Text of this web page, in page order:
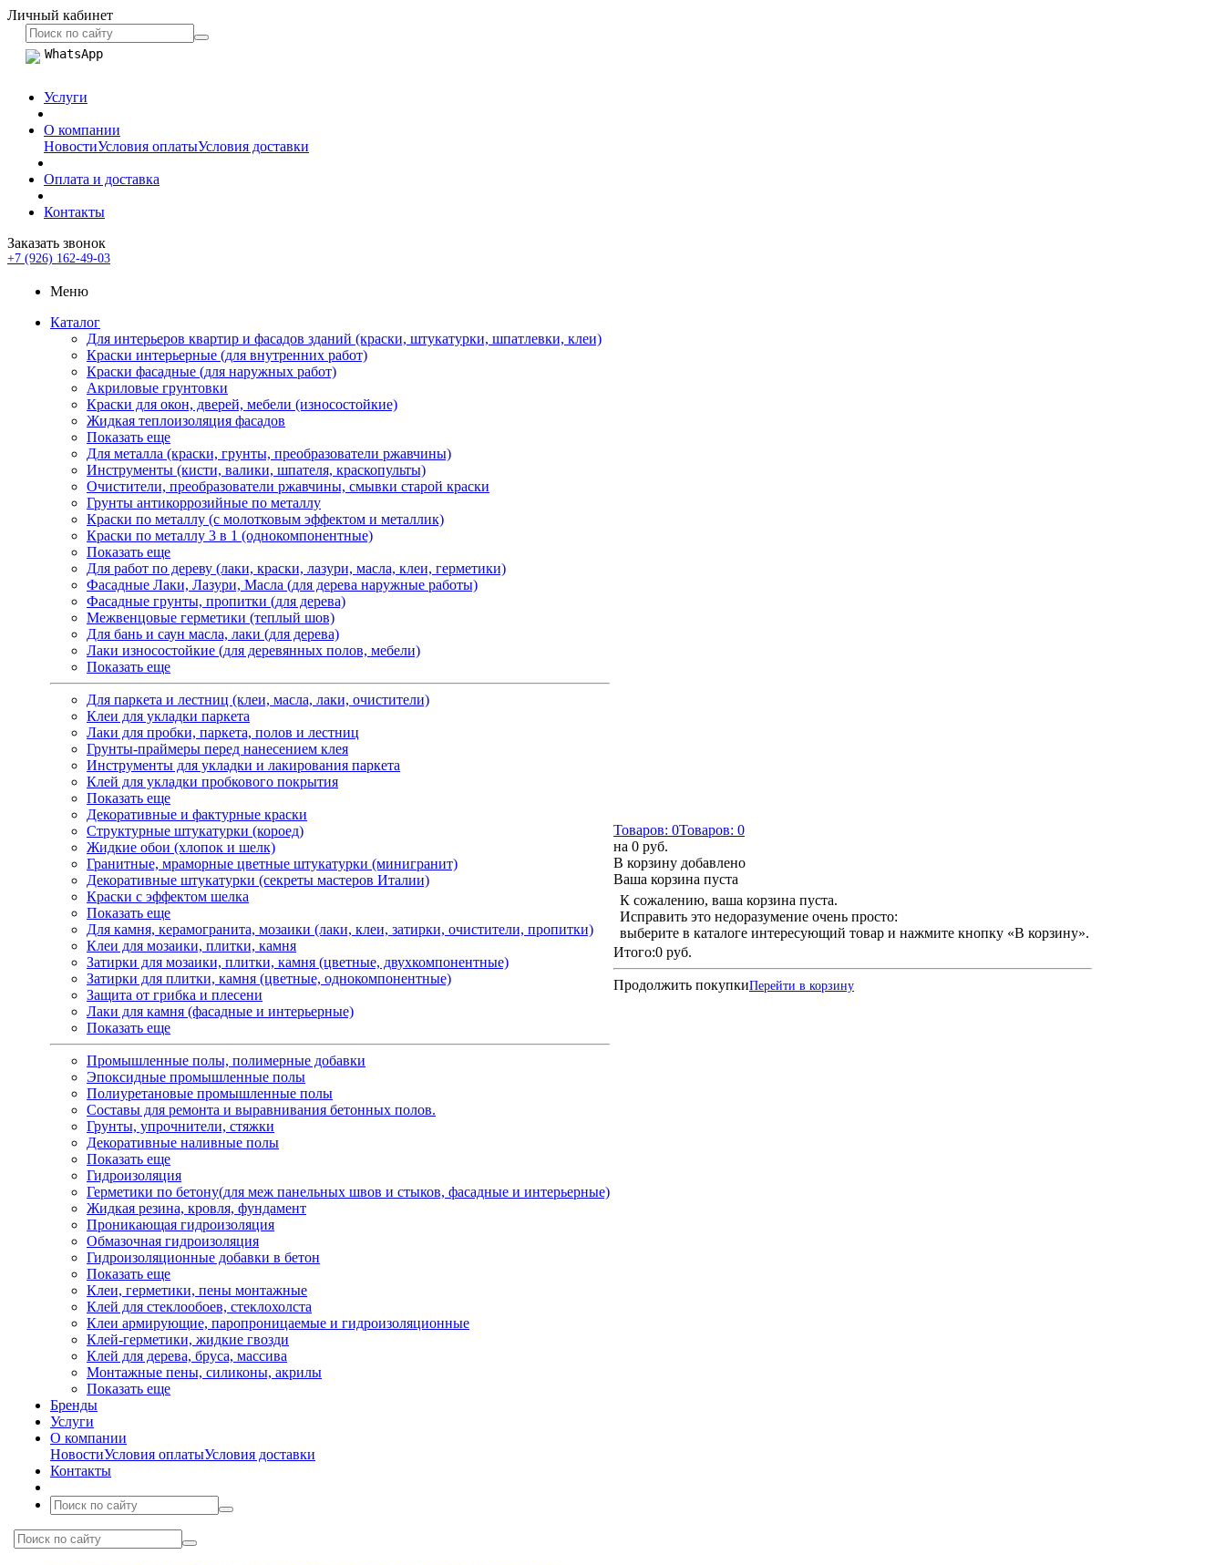
Личный кабинет
WhatsApp
Услуги
О компании
НовостиУсловия оплатыУсловия доставки
Оплата и доставка
Контакты
Заказать звонок
+7 (926) 162-49-03
Меню
Каталог
Для интерьеров квартир и фасадов зданий (краски, штукатурки, шпатлевки, клеи)
Краски интерьерные (для внутренних работ)
Краски фасадные (для наружных работ)
Акриловые грунтовки
Краски для окон, дверей, мебели (износостойкие)
Жидкая теплоизоляция фасадов
Показать еще
Для металла (краски, грунты, преобразователи ржавчины)
Инструменты (кисти, валики, шпателя, краскопульты)
Очистители, преобразователи ржавчины, смывки старой краски
Грунты антикоррозийные по металлу
Краски по металлу (с молотковым эффектом и металлик)
Краски по металлу 3 в 1 (однокомпонентные)
Показать еще
Для работ по дереву (лаки, краски, лазури, масла, клеи, герметики)
Фасадные Лаки, Лазури, Масла (для дерева наружные работы)
Фасадные грунты, пропитки (для дерева)
Межвенцовые герметики (теплый шов)
Для бань и саун масла, лаки (для дерева)
Лаки износостойкие (для деревянных полов, мебели)
Показать еще
Для паркета и лестниц (клеи, масла, лаки, очистители)
Клеи для укладки паркета
Лаки для пробки, паркета, полов и лестниц
Грунты-праймеры перед нанесением клея
Инструменты для укладки и лакирования паркета
Клей для укладки пробкового покрытия
Показать еще
Декоративные и фактурные краски
Структурные штукатурки (короед)
Жидкие обои (хлопок и шелк)
Гранитные, мраморные цветные штукатурки (минигранит)
Декоративные штукатурки (секреты мастеров Италии)
Краски с эффектом шелка
Показать еще
Для камня, керамогранита, мозаики (лаки, клеи, затирки, очистители, пропитки)
Клеи для мозаики, плитки, камня
Затирки для мозаики, плитки, камня (цветные, двухкомпонентные)
Затирки для плитки, камня (цветные, однокомпонентные)
Защита от грибка и плесени
Лаки для камня (фасадные и интерьерные)
Показать еще
Промышленные полы, полимерные добавки
Эпоксидные промышленные полы
Полиуретановые промышленные полы
Составы для ремонта и выравнивания бетонных полов.
Грунты, упрочнители, стяжки
Декоративные наливные полы
Показать еще
Гидроизоляция
Герметики по бетону(для меж панельных швов и стыков, фасадные и интерьерные)
Жидкая резина, кровля, фундамент
Проникающая гидроизоляция
Обмазочная гидроизоляция
Гидроизоляционные добавки в бетон
Показать еще
Клеи, герметики, пены монтажные
Клей для стеклообоев, стеклохолста
Клеи армирующие, паропроницаемые и гидроизоляционные
Клей-герметики, жидкие гвозди
Клей для дерева, бруса, массива
Монтажные пены, силиконы, акрилы
Показать еще
Бренды
Услуги
О компании
НовостиУсловия оплатыУсловия доставки
Контакты
Товаров: 0Товаров: 0
на 0 руб.
В корзину добавлено
Ваша корзина пуста
К сожалению, ваша корзина пуста.
Исправить это недоразумение очень просто:
выберите в каталоге интересующий товар и нажмите кнопку «В корзину».
Итого:0 руб.
Продолжить покупкиПерейти в корзину